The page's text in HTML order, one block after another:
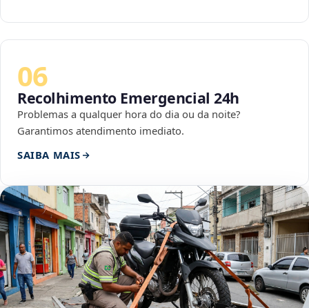
06
Recolhimento Emergencial 24h
Problemas a qualquer hora do dia ou da noite?
Garantimos atendimento imediato.
SAIBA MAIS